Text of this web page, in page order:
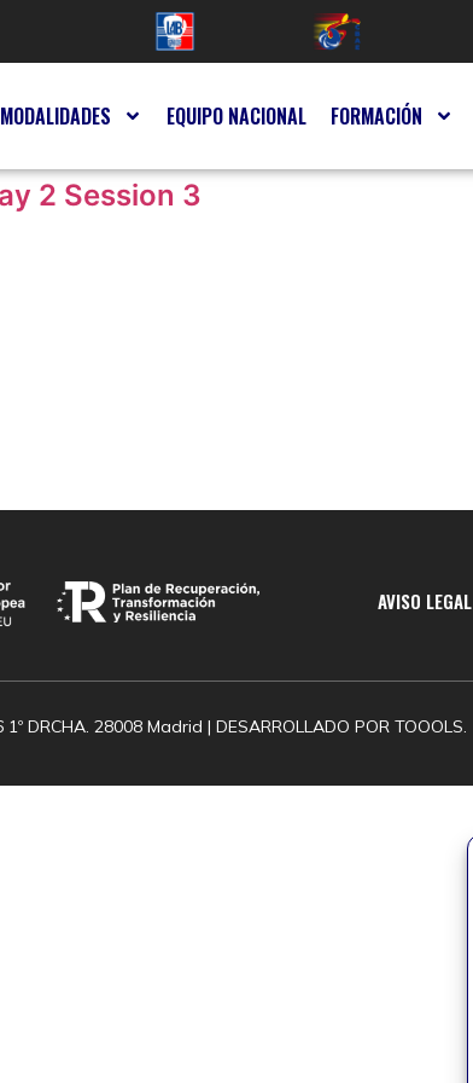
MODALIDADES EQUIPO NACIONAL FORMACIÓN
2 Session 3
AVISO LEGAL
DRCHA. 28008 Madrid | DESARROLLADO POR TOOOLS.